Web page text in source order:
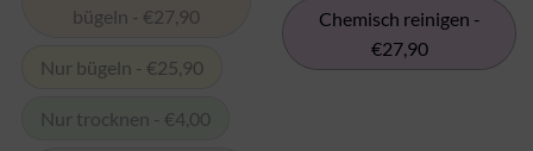
Produktseite
werden
bügeln - €27,90
Nur bügeln - €25,90
Nur trocknen - €4,00
Produktseite
ausgewählt
werden
Chemisch reinigen -
€27,90